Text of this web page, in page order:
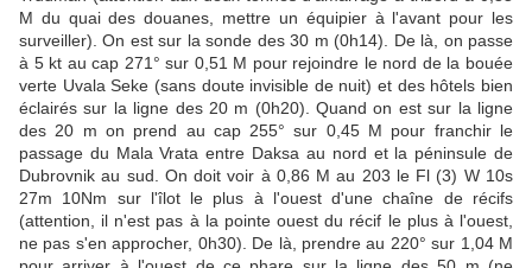
M du quai des douanes, mettre un équipier à l'avant pour les
surveiller). On est sur la sonde des 30 m (0h14). De là, on passe
à 5 kt au cap 271° sur 0,51 M pour rejoindre le nord de la bouée
verte Uvala Seke (sans doute invisible de nuit) et des hôtels bien
éclairés sur la ligne des 20 m (0h20). Quand on est sur la ligne
des 20 m on prend au cap 255° sur 0,45 M pour franchir le
passage du Mala Vrata entre Daksa au nord et la péninsule de
Dubrovnik au sud. On doit voir à 0,86 M au 203 le Fl (3) W 10s
27m 10Nm sur l'îlot le plus à l'ouest d'une chaîne de récifs
(attention, il n'est pas à la pointe ouest du récif le plus à l'ouest,
ne pas s'en approcher, 0h30). De là, prendre au 220° sur 1,04 M